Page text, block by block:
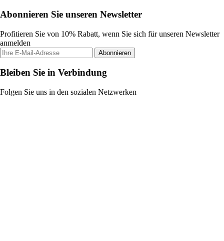
Abonnieren Sie unseren Newsletter
Profitieren Sie von 10% Rabatt, wenn Sie sich für unseren Newsletter
anmelden
Abonnieren
Bleiben Sie in Verbindung
Folgen Sie uns in den sozialen Netzwerken